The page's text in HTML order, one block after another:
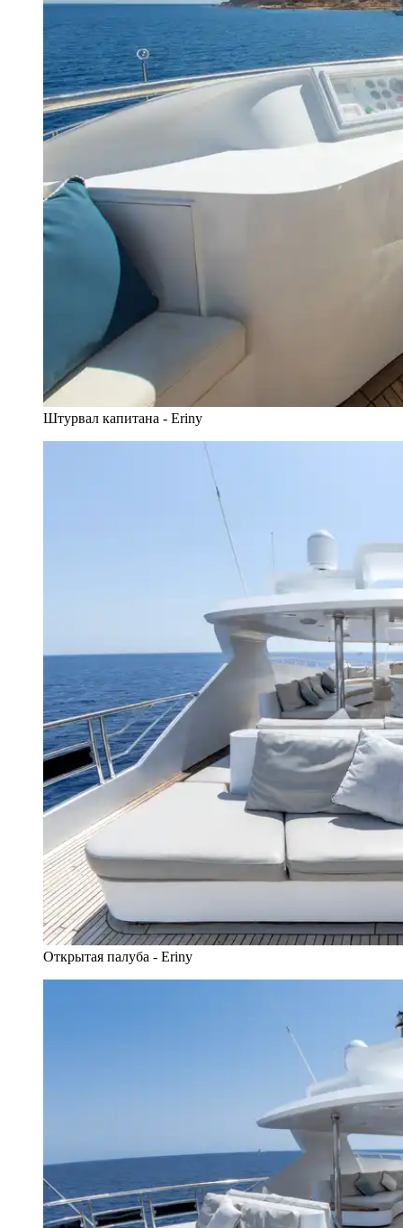
Штурвал капитана - Eriny
Открытая палуба - Eriny